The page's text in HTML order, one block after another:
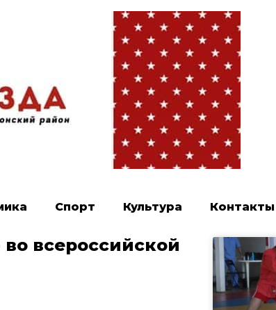
Спорт Культура Контакты
всероссийской